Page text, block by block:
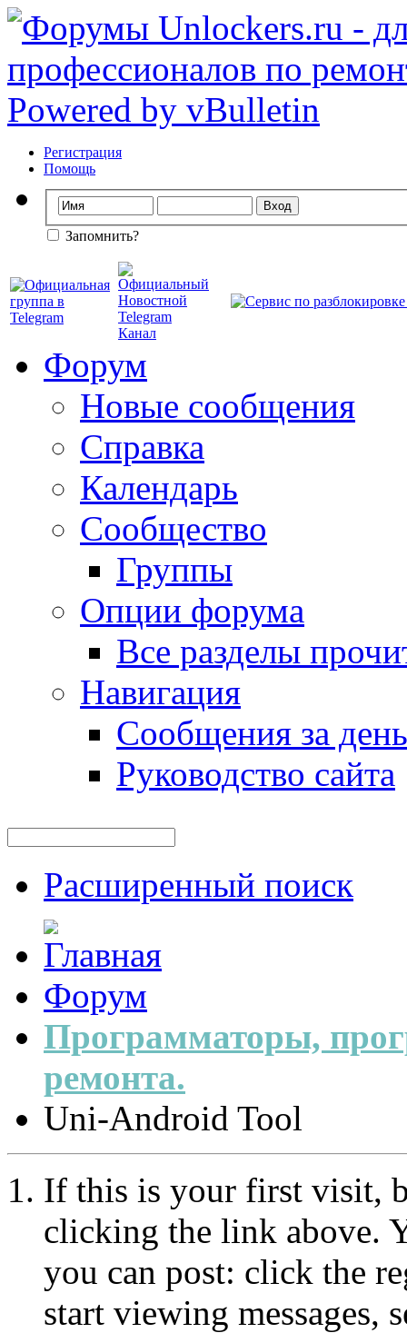
Регистрация
Помощь
Запомнить?
Форум
Новые сообщения
Справка
Календарь
Сообщество
Группы
Опции форума
Все разделы
Навигация
Сообщения за день
Руководство сайта
Расширенный поиск
Форум
Программаторы,
ремонта.
Uni-Android Tool
If this is your first visit,
clicking the link above.
you can post: click the
start viewing messages,